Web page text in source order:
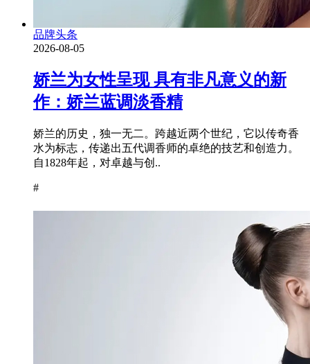
品牌头条
2026-08-05
娇兰为女性呈现 具有非凡意义的新
作：娇兰蓝调淡香精
娇兰的历史，独一无二。跨越近两个世纪，它以传奇香
水为标志，传递出五代调香师的卓绝的技艺和创造力。
自1828年起，对卓越与创..
#